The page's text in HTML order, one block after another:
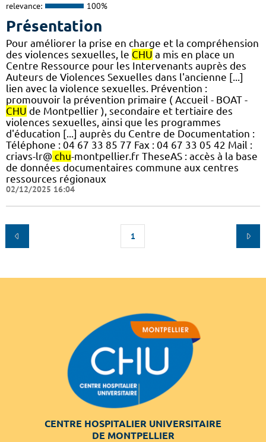
relevance: 100%
Présentation
Pour améliorer la prise en charge et la compréhension
des violences sexuelles, le CHU a mis en place un
Centre Ressource pour les Intervenants auprès des
Auteurs de Violences Sexuelles dans l'ancienne [...]
lien avec la violence sexuelles. Prévention :
promouvoir la prévention primaire ( Accueil - BOAT -
CHU de Montpellier ), secondaire et tertiaire des
violences sexuelles, ainsi que les programmes
d'éducation [...] auprès du Centre de Documentation :
Téléphone : 04 67 33 85 77 Fax : 04 67 33 05 42 Mail :
criavs-lr@ chu-montpellier.fr TheseAS : accès à la base
de données documentaires commune aux centres
ressources régionaux
02/12/2025 16:04
1
CENTRE HOSPITALIER UNIVERSITAIRE
DE MONTPELLIER